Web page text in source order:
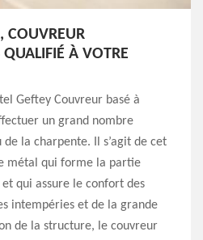
COUVREUR
QUALIFIÉ À VOTRE
Geftey Couvreur basé à
un grand nombre
la charpente. Il s’agit de cet
métal qui forme la partie
qui assure le confort des
intempéries et de la grande
de la structure, le couvreur